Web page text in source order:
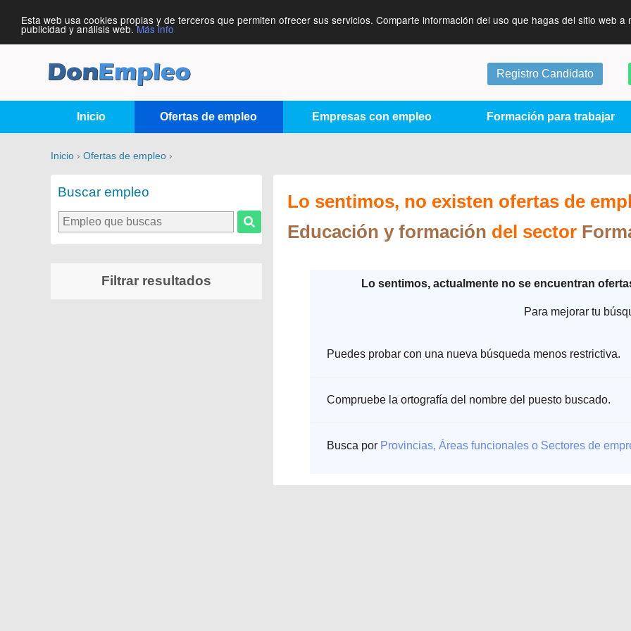
Esta web usa cookies propias y de terceros que permiten ofrecer sus servicios. Comparte información del uso que hagas del sitio web
publicidad y análisis web.Más info
Registro Candidato
Inicio Ofertas de empleo Empresas con empleo Formación para trabajar
Inicio › Ofertas de empleo ›
Buscar empleo
Filtrar resultados
Lo sentimos, no existen ofertas de
Educación y formación del sector
Lo sentimos, actualmente no se encuentran
Para mejorar tu
Puedes probar con una nueva búsqueda menos restrictiva.
Compruebe la ortografía del nombre del puesto buscado.
Busca por Provincias, Áreas funcionales o Sectores de